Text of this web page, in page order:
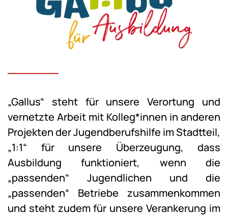
„Gallus“ steht für unsere Verortung und
vernetzte Arbeit mit Kolleg*innen in anderen
Projekten der Jugendberufshilfe im Stadtteil,
„1:1“ für unsere Überzeugung, dass
Ausbildung funktioniert, wenn die
„passenden“ Jugendlichen und die
„passenden“ Betriebe zusammenkommen
und steht zudem für unsere Verankerung im